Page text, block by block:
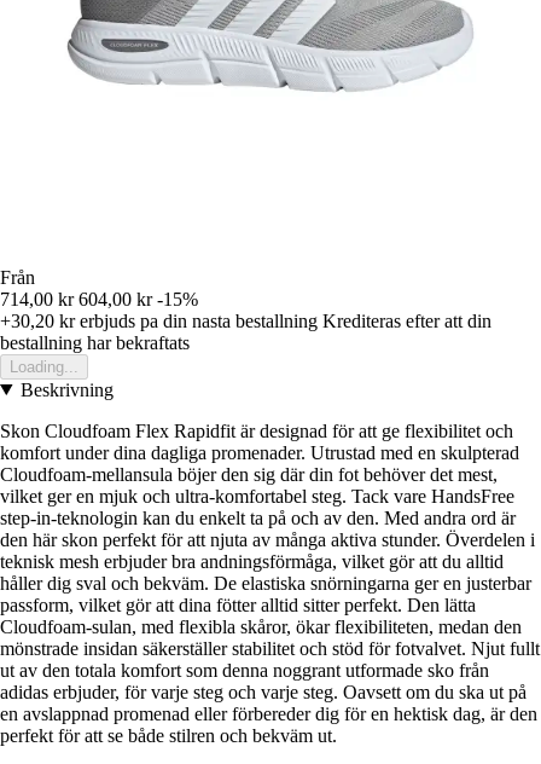
Från
714,00 kr 604,00 kr -15%
+30,20 krerbjuds pa din nasta bestallning Krediteras efter att din
bestallning har bekraftats
Loading...
Beskrivning
Skon Cloudfoam Flex Rapidfit är designad för att ge flexibilitet och
komfort under dina dagliga promenader. Utrustad med en skulpterad
Cloudfoam-mellansula böjer den sig där din fot behöver det mest,
vilket ger en mjuk och ultra-komfortabel steg. Tack vare HandsFree
step-in-teknologin kan du enkelt ta på och av den. Med andra ord är
den här skon perfekt för att njuta av många aktiva stunder. Överdelen i
teknisk mesh erbjuder bra andningsförmåga, vilket gör att du alltid
håller dig sval och bekväm. De elastiska snörningarna ger en justerbar
passform, vilket gör att dina fötter alltid sitter perfekt. Den lätta
Cloudfoam-sulan, med flexibla skåror, ökar flexibiliteten, medan den
mönstrade insidan säkerställer stabilitet och stöd för fotvalvet. Njut fullt
ut av den totala komfort som denna noggrant utformade sko från
adidas erbjuder, för varje steg och varje steg. Oavsett om du ska ut på
en avslappnad promenad eller förbereder dig för en hektisk dag, är den
perfekt för att se både stilren och bekväm ut.